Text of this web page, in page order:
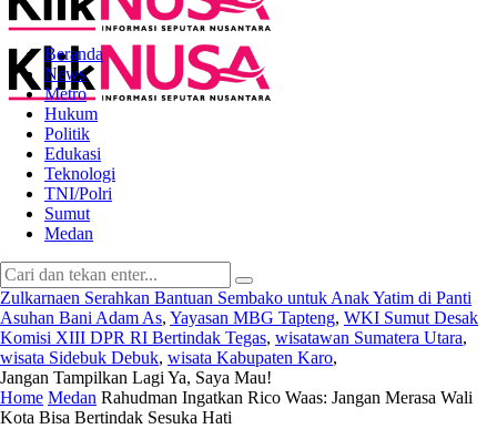
Beranda
News
Metro
Hukum
Politik
Edukasi
Teknologi
TNI/Polri
Sumut
Medan
Zulkarnaen Serahkan Bantuan Sembako untuk Anak Yatim di Panti
Asuhan Bani Adam As, Yayasan MBG Tapteng, WKI Sumut Desak
Komisi XIII DPR RI Bertindak Tegas, wisatawan Sumatera Utara,
wisata Sidebuk Debuk, wisata Kabupaten Karo,
Jangan Tampilkan Lagi Ya, Saya Mau!
Home Medan Rahudman Ingatkan Rico Waas: Jangan Merasa Wali
Kota Bisa Bertindak Sesuka Hati